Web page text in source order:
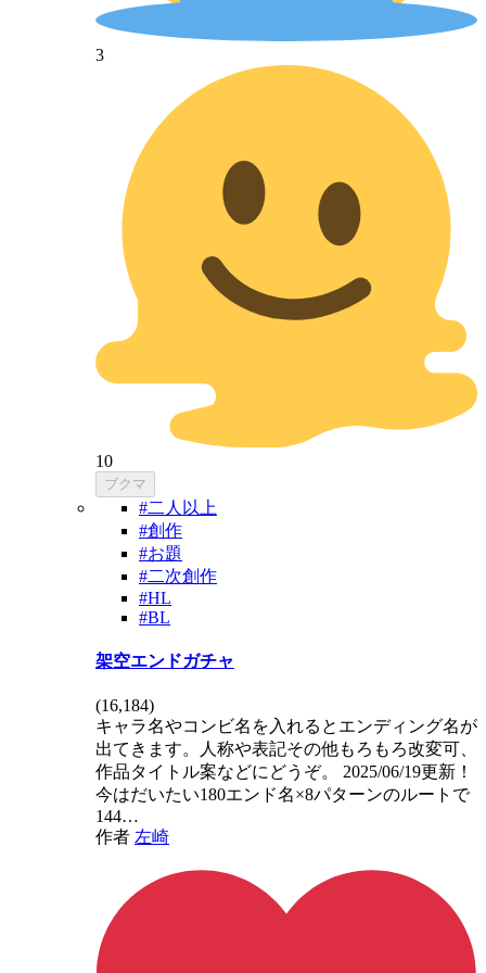
3
10
ブクマ
#二人以上
#創作
#お題
#二次創作
#HL
#BL
架空エンドガチャ
(16,184)
キャラ名やコンビ名を入れるとエンディング名が
出てきます。人称や表記その他もろもろ改変可、
作品タイトル案などにどうぞ。 2025/06/19更新！
今はだいたい180エンド名×8パターンのルートで
144…
作者 左崎